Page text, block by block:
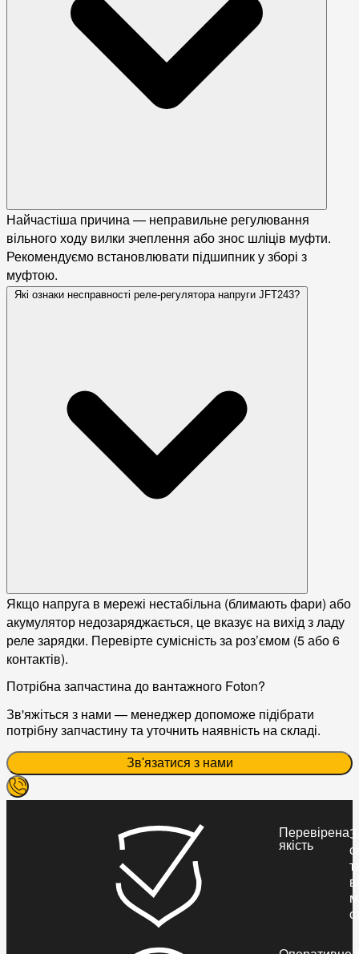
Найчастіша причина — неправильне регулювання
вільного ходу вилки зчеплення або знос шліців муфти.
Рекомендуємо встановлювати підшипник у зборі з
муфтою.
Які ознаки несправності реле-регулятора напруги JFT243?
Якщо напруга в мережі нестабільна (блимають фари) або
акумулятор недозаряджається, це вказує на вихід з ладу
реле зарядки. Перевірте сумісність за роз’ємом (5 або 6
контактів).
Потрібна запчастина до вантажного Foton?
Зв'яжіться з нами — менеджер допоможе підібрати
потрібну запчастину та уточнить наявність на складі.
Зв'язатися з нами
Перевірена
якість